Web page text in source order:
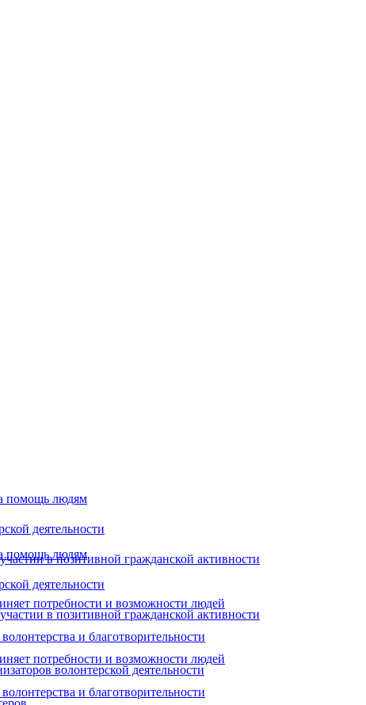
помощь людям
деятельности
в позитивной гражданской активности
потребности и возможности людей
и благотворительности
волонтерской деятельности
помощь людям
деятельности
в позитивной гражданской активности
потребности и возможности людей
и благотворительности